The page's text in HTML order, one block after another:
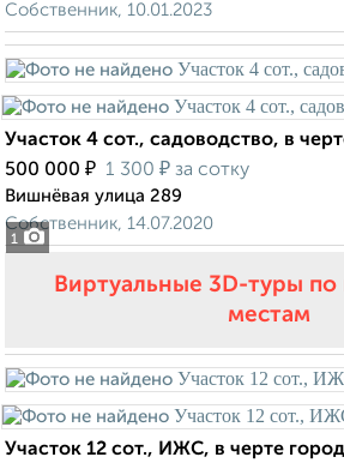
Собственник, 10.01.2023
1
Участок 4 сот., садоводство, в
500 000 ₽ 1 300 ₽ за сотку
Вишнёвая улица 289
Собственник, 14.07.2020
Виртуальные 3D-туры
местам
Участок 12 сот., ИЖС, в черте